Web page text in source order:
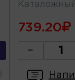
739.20
-